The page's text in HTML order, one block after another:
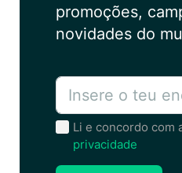
promoções,
novidades do
Li e concordo com
privacidade